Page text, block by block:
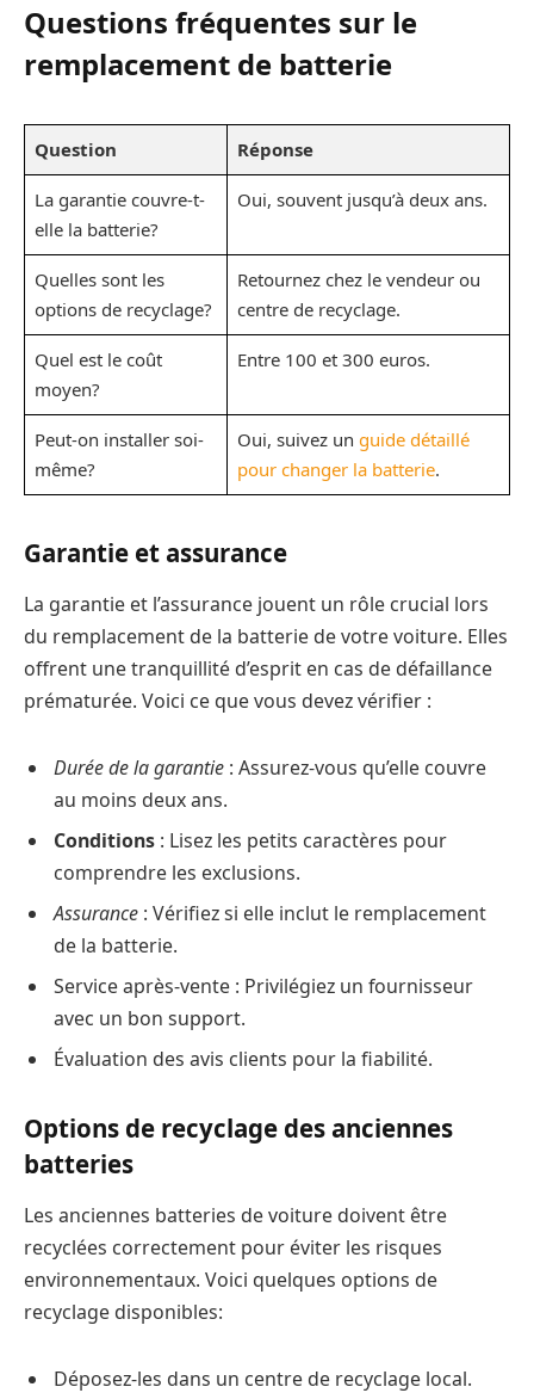
Questions fréquentes sur le
remplacement de batterie
Question Réponse
La garantie couvre-t-
elle la batterie?
Oui, souvent jusqu’à deux ans.
Quelles sont les
options de recyclage?
Retournez chez le vendeur ou
centre de recyclage.
Quel est le coût
moyen?
Entre 100 et 300 euros.
Peut-on installer soi-
même?
Oui, suivez un guide détaillé
pour changer la batterie.
Garantie et assurance
La garantie et l’assurance jouent un rôle crucial lors
du remplacement de la batterie de votre voiture. Elles
offrent une tranquillité d’esprit en cas de défaillance
prématurée. Voici ce que vous devez vérifier :
Durée de la garantie : Assurez-vous qu’elle couvre
au moins deux ans.
Conditions : Lisez les petits caractères pour
comprendre les exclusions.
Assurance : Vérifiez si elle inclut le remplacement
de la batterie.
Service après-vente : Privilégiez un fournisseur
avec un bon support.
Évaluation des avis clients pour la fiabilité.
Options de recyclage des anciennes
batteries
Les anciennes batteries de voiture doivent être
recyclées correctement pour éviter les risques
environnementaux. Voici quelques options de
recyclage disponibles:
Déposez-les dans un centre de recyclage local.